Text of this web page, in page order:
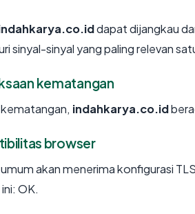
dapat dijangkau
sinyal-sinyal yang paling relevan
kematangan
indahkarya.co.id
browser
akan menerima konfigurasi
OK.